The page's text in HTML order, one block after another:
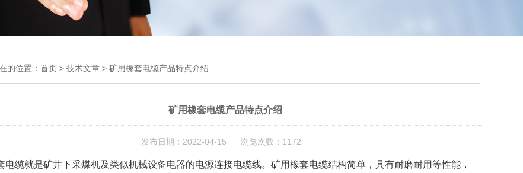
的位置： 首页 > 技术文章 > 矿用橡套电缆产品特点介绍
矿用橡套电缆产品特点介绍
发布日期：2022-04-15 浏览次数：1172
电缆就是矿井下采煤机及类似机械设备电器的电源连接电缆线。矿用橡套电缆结构简单，具有耐磨耐用等性能，